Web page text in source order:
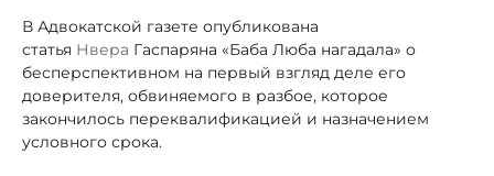
В Адвокатской газете опубликована
статья Нвера Гаспаряна «Баба Люба нагадала» о
бесперспективном на первый взгляд деле его
доверителя, обвиняемого в разбое, которое
закончилось переквалификацией и назначением
условного срока.